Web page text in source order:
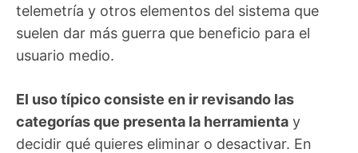
telemetría y otros elementos del sistema que
suelen dar más guerra que beneficio para el
usuario medio.
El uso típico consiste en ir revisando las
categorías que presenta la herramienta y
decidir qué quieres eliminar o desactivar. En